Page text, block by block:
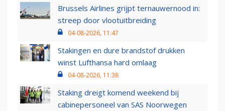
Brussels Airlines grijpt ternauwernood in:
streep door vlootuitbreiding
04-08-2026, 11:47
Stakingen en dure brandstof drukken
winst Lufthansa hard omlaag
04-08-2026, 11:38
Staking dreigt komend weekend bij
cabinepersoneel van SAS Noorwegen